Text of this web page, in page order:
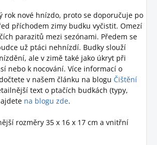
rok nové hnízdo, proto se doporučuje po
příchodem zimy budku vyčistit. Omezí
parazitů mezi sezónami. Předem se
už ptáci nehnízdí. Budky slouží
ale v zimě také jako úkryt při
nebo k nocování. Více informací o
v našem článku na blogu Čištění
text o ptačích budkách (typy,
na blogu zde.
rozměry 35 x 16 x 17 cm a vnitřní